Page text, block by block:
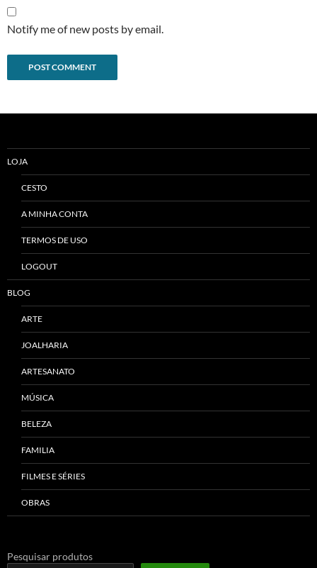
Notify me of new posts by email.
LOJA
CESTO
A MINHA CONTA
TERMOS DE USO
LOGOUT
BLOG
ARTE
JOALHARIA
ARTESANATO
MÚSICA
BELEZA
FAMILIA
FILMES E SÉRIES
OBRAS
Pesquisar produtos